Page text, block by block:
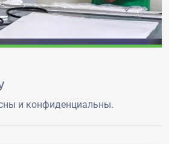
и конфиденциальны.